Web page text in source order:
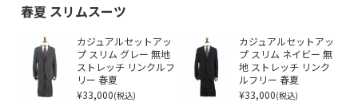
春夏 スリムスーツ
カジュアルセットアッ
プ スリム グレー 無地
ストレッチ リンクルフ
リー 春夏
¥33,000(税込)
カジュアルセットアッ
プ スリム ネイビー 無
地 ストレッチ リンク
ルフリー 春夏
¥33,000(税込)